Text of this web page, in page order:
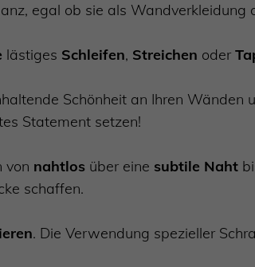
egal ob sie als Wandverkleidung
lästiges Schleifen, Streichen oder
Schönheit an Ihren Wänden
Statement setzen!
von nahtlos über eine subtile Naht
schaffen.
. Die Verwendung spezieller